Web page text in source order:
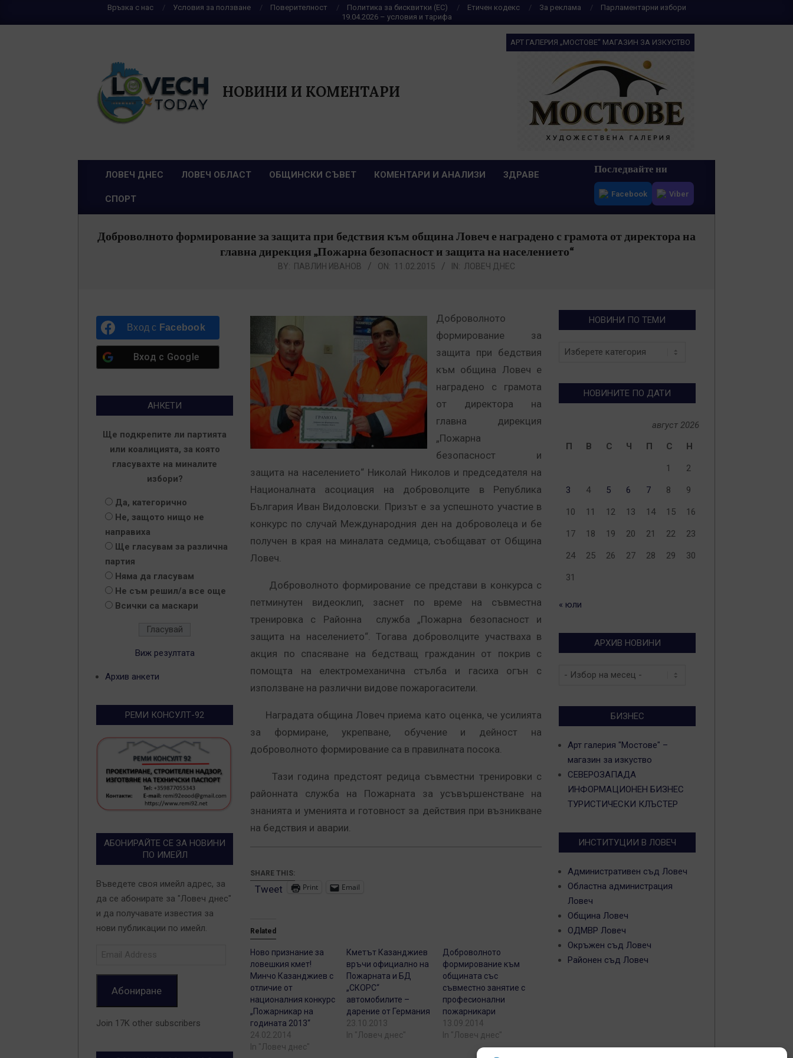
Връзка с нас Условия за ползване Поверителност Политика за бисквитки (ЕС) Етичен кодекс За реклама
Парламентарни избори
19.04.2026 – условия и тарифа
НОВИНИ И КОМЕНТАРИ
АРТ ГАЛЕРИЯ „МОСТОВЕ“ МАГАЗИН ЗА ИЗКУСТВО
Primary
ЛОВЕЧ ДНЕС ЛОВЕЧ ОБЛАСТ ОБЩИНСКИ СЪВЕТ КОМЕНТАРИ И АНАЛИЗИ ЗДРАВЕ
СПОРТ
Последвайте ни
Facebook Viber
Доброволното формирование за защита при бедствия към община Ловеч е наградено с грамота от директора на
главна дирекция „Пожарна безопасност и защита на населението“
BY: ПАВЛИН ИВАНОВ ON: 11.02.2015 IN: ЛОВЕЧ ДНЕС
Доброволното
формирование за
защита при бедствия
към община Ловеч е
наградено с грамота
от директора на
главна дирекция
„Пожарна
безопасност и
защита на населението“ Николай Николов и председателя на
Националната асоциация на доброволците в Република
България Иван Видоловски. Призът е за успешното участие в
конкурс по случай Международния ден на доброволеца и бе
получен в края на миналата седмица, съобщават от Община
Ловеч.
Доброволното формирование се представи в конкурса с
петминутен видеоклип, заснет по време на съвместна
тренировка с Районна служба „Пожарна безопасност и
защита на населението“. Тогава доброволците участваха в
акция по спасяване на бедстващ гражданин от покрив с
помощта на електромеханична стълба и гасиха огън с
използване на различни видове пожарогасители.
Наградата община Ловеч приема като оценка, че усилията
за формиране, укрепване, обучение и дейност на
доброволното формирование са в правилната посока.
Тази година предстоят редица съвместни тренировки с
районната служба на Пожарната за усъвършенстване на
знанията и уменията и готовност за действия при възникване
на бедствия и аварии.
SHARE THIS:
Tweet Print Email
Related
Ново признание за
ловешкия кмет!
Минчо Казанджиев с
отличие от
националния конкурс
„Пожарникар на
годината 2013“
24.02.2014
In "Ловеч днес"
Кметът Казанджиев
връчи официално на
Пожарната и БД
„СКОРС“
автомобилите –
дарение от Германия
23.10.2013
In "Ловеч днес"
Доброволното
формирование към
общината със
съвместно занятие с
професионални
пожарникари
13.09.2014
In "Ловеч днес"
Вход с Facebook
Вход с Google
АНКЕТИ
Ще подкрепите ли партията
или коалицията, за която
гласувахте на миналите
избори?
Да, категорично
Не, защото нищо не
направиха
Ще гласувам за различна
партия
Няма да гласувам
Не съм решил/а все още
Всички са маскари
Виж резултата
Архив анкети
РЕМИ КОНСУЛТ-92
АБОНИРАЙТЕ СЕ ЗА НОВИНИ
ПО ИМЕЙЛ
Въведете своя имейл адрес, за
да се абонирате за "Ловеч днес"
и да получавате известия за
нови публикации по имейл.
Абониране
Join 17K other subscribers
НОВИНИ ПО ТЕМИ
Новини
НОВИНИТЕ ПО ДАТИ
август 2026
П
В С Ч П С Н
1 2
3 4 5 6 7 8 9
10 11 12 13 14 15 16
17 18 19 20 21 22 23
24 25 26 27 28 29 30
31
« юли
АРХИВ НОВИНИ
Архив
БИЗНЕС
Арт галерия "Мостове" –
магазин за изкуство
СЕВЕРОЗАПАДА
ИНФОРМАЦИОНЕН БИЗНЕС
ТУРИСТИЧЕСКИ КЛЪСТЕР
ИНСТИТУЦИИ В ЛОВЕЧ
Административен съд Ловеч
Областна администрация
Ловеч
Община Ловеч
ОДМВР Ловеч
Окръжен съд Ловеч
Районен съд Ловеч